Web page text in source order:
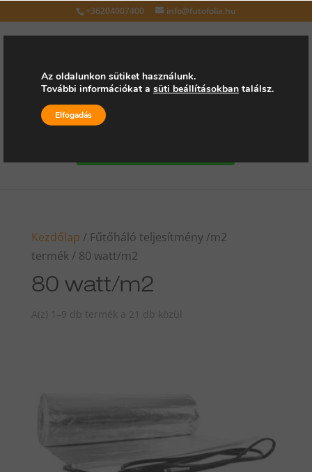
+36204007400 info@futofolia.hu
Válasszon oldalt
Kezdőlap / Fűtőháló teljesítmény /m2
termék / 80 watt/m2
80 watt/m2
A(z) 1–9 db termék a 21 db közül
Az oldalunkon sütiket használunk.
További információkat a süti beállításokban találsz.
Elfogadás